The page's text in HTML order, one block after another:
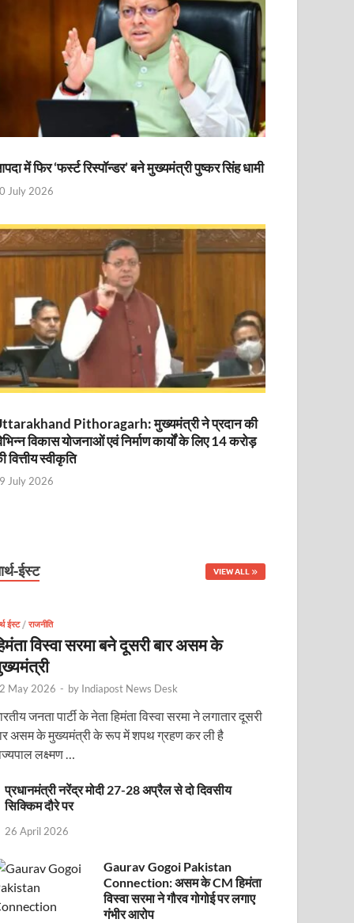
वेबिनार को संबोधित करेंगे
में फिर ‘फर्स्ट रिस्पॉन्डर’ बने मुख्यमंत्री पुष्कर सिंह धामी
July 2026
Pithoragarh: मुख्यमंत्री ने प्रदान की
विकास योजनाओं एवं निर्माण कार्यों के लिए 14 करोड़
वित्तीय स्वीकृति
July 2026
ईस्ट VIEW ALL
ईस्ट/राजनीति
विस्वा सरमा बने दूसरी बार असम के
May 2026 - by Indiapost News Desk
जनता पार्टी के नेता हिमंता विस्वा सरमा ने लगातार दूसरी
असम के मुख्यमंत्री के रूप में शपथ ग्रहण कर ली है
लक्ष्मण …
प्रधानमंत्री नरेंद्र मोदी 27-28 अप्रैल से दो दिवसीय
सिक्किम दौरे पर
26 April 2026
Gaurav Gogoi Pakistan
Connection: असम के CM हिमंता
विस्वा सरमा ने गौरव गोगोई पर लगाए
गंभीर आरोप